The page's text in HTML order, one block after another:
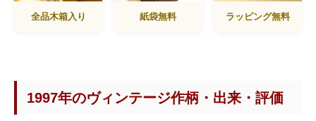
全品木箱入り 紙袋無料 ラッピング無料
1997年のヴィンテージ作柄・出来・評価